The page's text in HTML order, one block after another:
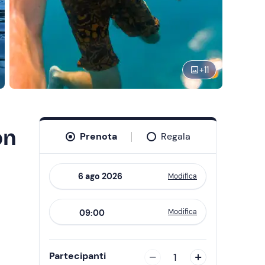
+11
Prenota Regala
forward
to
interact
with
Modifica
09:00 Modifica
Partecipanti 1